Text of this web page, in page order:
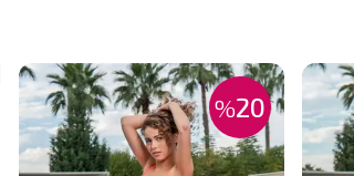
%20